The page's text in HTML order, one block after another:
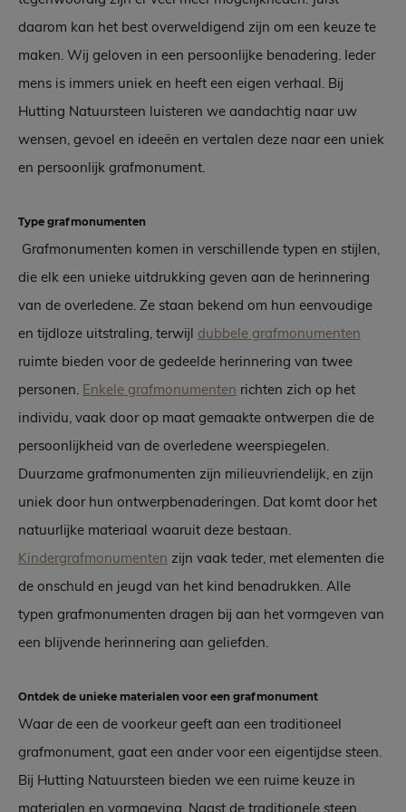
daarom kan het best overweldigend zijn om een keuze te
maken. Wij geloven in een persoonlijke benadering. Ieder
mens is immers uniek en heeft een eigen verhaal. Bij
Hutting Natuursteen luisteren we aandachtig naar uw
wensen, gevoel en ideeën en vertalen deze naar een uniek
en persoonlijk grafmonument.
Type grafmonumenten
Grafmonumenten komen in verschillende typen en stijlen,
die elk een unieke uitdrukking geven aan de herinnering
van de overledene. Ze staan bekend om hun eenvoudige
en tijdloze uitstraling, terwijl dubbele grafmonumenten
ruimte bieden voor de gedeelde herinnering van twee
personen. Enkele grafmonumenten richten zich op het
individu, vaak door op maat gemaakte ontwerpen die de
persoonlijkheid van de overledene weerspiegelen.
Duurzame grafmonumenten zijn milieuvriendelijk, en zijn
uniek door hun ontwerpbenaderingen. Dat komt door het
natuurlijke materiaal waaruit deze bestaan.
Kindergrafmonumenten zijn vaak teder, met elementen die
de onschuld en jeugd van het kind benadrukken. Alle
typen grafmonumenten dragen bij aan het vormgeven van
een blijvende herinnering aan geliefden.
Ontdek de unieke materialen voor een grafmonument
Waar de een de voorkeur geeft aan een traditioneel
grafmonument, gaat een ander voor een eigentijdse steen.
Bij Hutting Natuursteen bieden we een ruime keuze in
materialen en vormgeving. Naast de traditionele steen,